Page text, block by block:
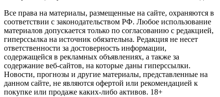
Все права на материалы, размещенные на сайте, охраняются в
соответствии с законодательством РФ. Любое использование
материалов допускается только по согласованию с редакцией,
гиперссылка на источник обязательна. Редакция не несет
ответственности за достоверность информации,
содержащейся в рекламных объявлениях, а также за
содержание веб-сайтов, на которые даны гиперссылки.
Новости, прогнозы и другие материалы, представленные на
данном сайте, не являются офертой или рекомендацией к
покупке или продаже каких-либо активов. 18+